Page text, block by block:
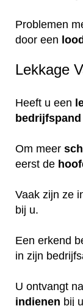
Problemen
door een
Lekkage
Heeft u een
bedrijfspand
Om meer
eerst de
Vaak zijn ze
bij u.
Een erkend
in zijn
U ontvangt na
indienen bij